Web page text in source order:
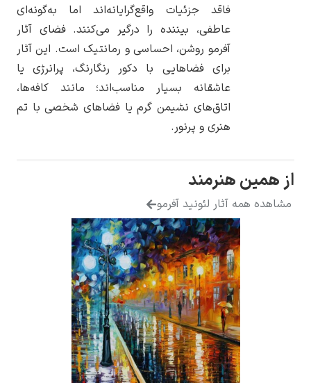
یوهانس فرمیر
پرفروش‌ترین
تابلوها
فاقد جزئیات واقع‌گرایانه‌اند اما به‌گونه‌ای
عاطفی، بیننده را درگیر می‌کنند. فضای آثار
آفرمو روشن، احساسی و رمانتیک است. این آثار
برای فضاهایی با دکور رنگارنگ، پرانرژی یا
عاشقانه بسیار مناسب‌اند؛ مانند کافه‌ها،
اتاق‌های نشیمن گرم یا فضاهای شخصی با تم
هنری و پرنور.
همین هنرمند
همه آثار لئونید آفرمو